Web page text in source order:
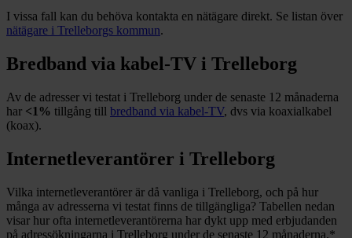
I vissa fall kan du behöva kontakta en nätägare direkt. Se listan över
nätägare i Trelleborgs kommun.
Bredband via kabel-TV i Trelleborg
Av de adresser vi testat i Trelleborg under de senaste 12 månaderna
har <1% tillgång till bredband via kabel-TV, dvs via koaxialkabel
(koax).
Internetleverantörer i Trelleborg
Vilka internetleverantörer är då vanliga i Trelleborg, och på hur
många av adresserna vi testat finns de tillgängliga? Tabellen nedan
visar hur ofta internetleverantörerna har dykt upp med erbjudanden
på adressökningarna i Trelleborg under de senaste 12 månaderna.*